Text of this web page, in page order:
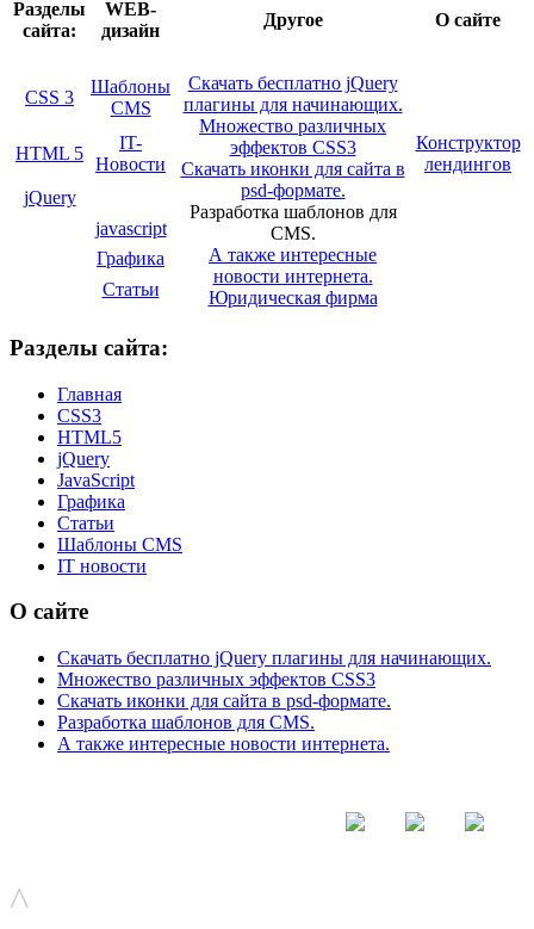
Разделы
сайта:
WEB-
дизайн
Другое О сайте
CSS 3
Шаблоны
CMS
Скачать бесплатно jQuery
плагины для начинающих.
Множество различных
эффектов CSS3
Скачать иконки для сайта в
psd-формате.
Разработка шаблонов для
CMS.
А также интересные
новости интернета.
Юридическая фирма
HTML 5
IT-
Новости
Конструктор
лендингов
jQuery
javascript
Графика
Статьи
Разделы сайта:
Главная
CSS3
HTML5
jQuery
JavaScript
Графика
Статьи
Шаблоны CMS
IT новости
О сайте
Скачать бесплатно jQuery плагины для начинающих.
Множество различных эффектов CSS3
Скачать иконки для сайта в psd-формате.
Разработка шаблонов для CMS.
А также интересные новости интернета.
© - 2015-2017 - helix.su - все для вашего сайта |
^